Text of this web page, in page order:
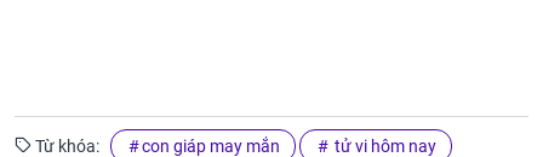
Từ khóa: con giáp may mắn tử vi hôm nay